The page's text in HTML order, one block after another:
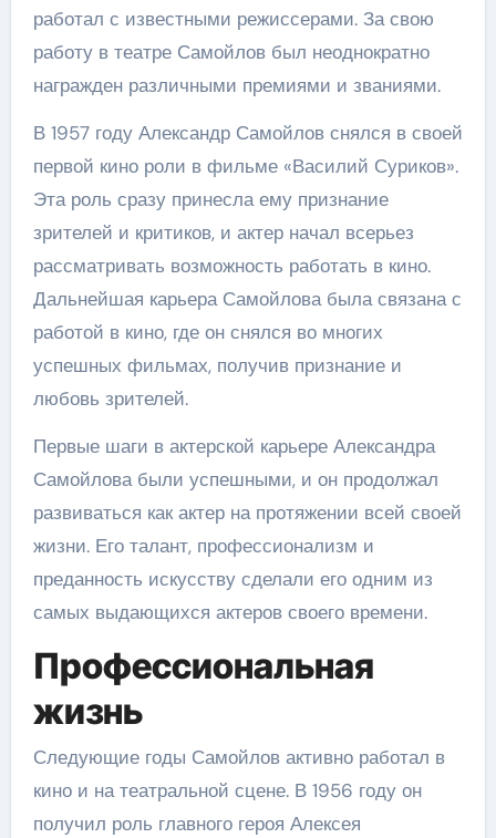
работал с известными режиссерами. За свою
работу в театре Самойлов был неоднократно
награжден различными премиями и званиями.
В 1957 году Александр Самойлов снялся в своей
первой кино роли в фильме «Василий Суриков».
Эта роль сразу принесла ему признание
зрителей и критиков, и актер начал всерьез
рассматривать возможность работать в кино.
Дальнейшая карьера Самойлова была связана с
работой в кино, где он снялся во многих
успешных фильмах, получив признание и
любовь зрителей.
Первые шаги в актерской карьере Александра
Самойлова были успешными, и он продолжал
развиваться как актер на протяжении всей своей
жизни. Его талант, профессионализм и
преданность искусству сделали его одним из
самых выдающихся актеров своего времени.
Профессиональная
жизнь
Следующие годы Самойлов активно работал в
кино и на театральной сцене. В 1956 году он
получил роль главного героя Алексея